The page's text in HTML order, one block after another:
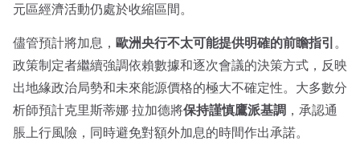
元區經濟活動仍處於收縮區間。
儘管預計將加息， 歐洲央行不太可能提供明確的前瞻指引 。
政策制定者繼續強調依賴數據和逐次會議的決策方式，反映
出地緣政治局勢和未來能源價格的極大不確定性。大多數分
析師預計克里斯蒂娜·拉加德將保持謹慎鷹派基調 ，承認通
脹上行風險，同時避免對額外加息的時間作出承諾。